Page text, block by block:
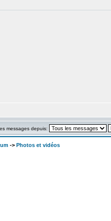
messages depuis:
-> Photos et vidéos